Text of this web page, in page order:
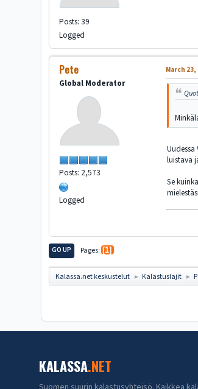
Posts: 39
Logged
Pete
Global Moderator
Posts: 2,573
Logged
March 23,
luistava
Se
GO UP Pages 1
Kalassa.net keskustelut ► Kalastuslajit ►
KALASSA.NET